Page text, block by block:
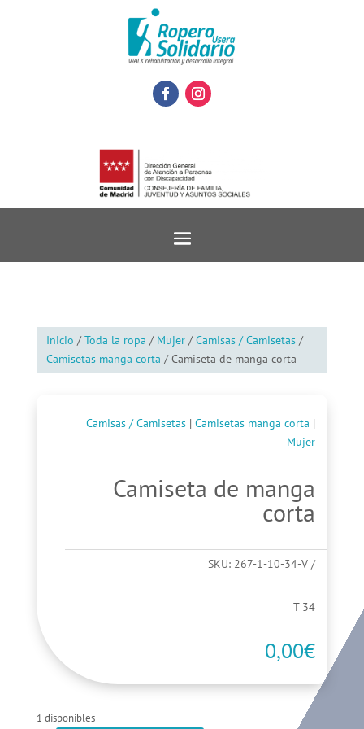
Inicio /Toda la ropa / Mujer/Camisas / Camisetas/
Camisetas manga corta / Camiseta de manga corta
Camisas / Camisetas |Camisetas manga corta |
Mujer
Camiseta de manga
corta
SKU: 267-1-10-34-V
T 34
0,00€
1 disponibles